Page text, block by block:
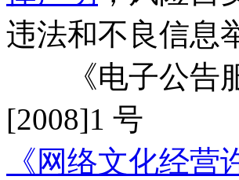
违法和不良信息
《电子公告服
[2008]1 号
《网络文化经